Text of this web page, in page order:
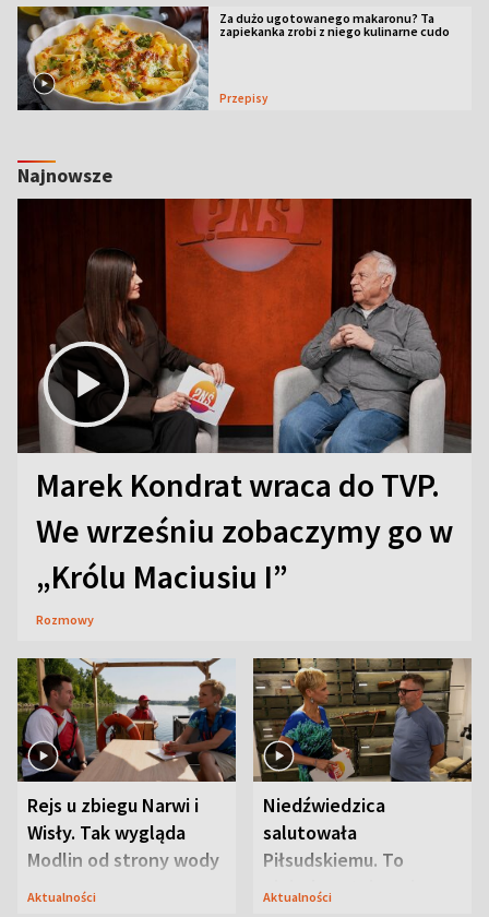
Za dużo ugotowanego makaronu? Ta
zapiekanka zrobi z niego kulinarne cudo
Przepisy
Najnowsze
Marek Kondrat wraca do TVP.
We wrześniu zobaczymy go w
„Królu Maciusiu I”
Rozmowy
Rejs u zbiegu Narwi i
Wisły. Tak wygląda
Modlin od strony wody
Aktualności
Niedźwiedzica
salutowała
Piłsudskiemu. To
niejedyna tajemnica
Aktualności